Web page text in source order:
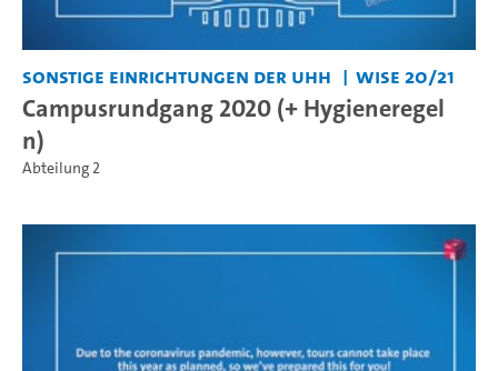
Sonstige Einrichtungen der UHH WiSe 20/21
Campusrundgang 2020 (+ Hygieneregel
n)
Abteilung 2